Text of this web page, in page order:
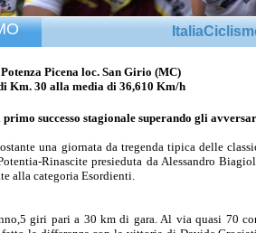
Picena loc. San Girio (MC)
Km. 30 alla media di 36,610 Km/h
successo stagionale superando gli
una giornata da tregenda tipica delle
Rinascite presieduta da Alessandro
alla categoria Esordienti.
giri pari a 30 km di gara. Al via quasi 70